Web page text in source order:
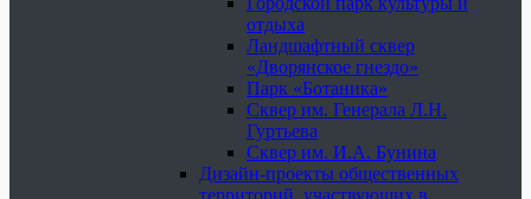
отдыха
Ландшафтный сквер
«Дворянское гнездо»
Парк «Ботаника»
Сквер им. Генерала Л.Н.
Гуртьева
Сквер им. И.А. Бунина
Дизайн-проекты общественных
территорий, участвующих в